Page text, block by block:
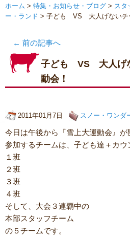
ホーム > 特集・お知らせ・ブログ > スタ
ー・ランド > 子ども VS 大人げないチ
← 前の記事へ
子ども VS 大人げ
動会！
2011年01月7日 スノー・ワンダ
今日は午後から『雪上大運動会』が
参加するチームは、子ども達＋カ
１班
２班
３班
４班
そして、大会３連覇中の
本部スタッフチーム
の５チームです。